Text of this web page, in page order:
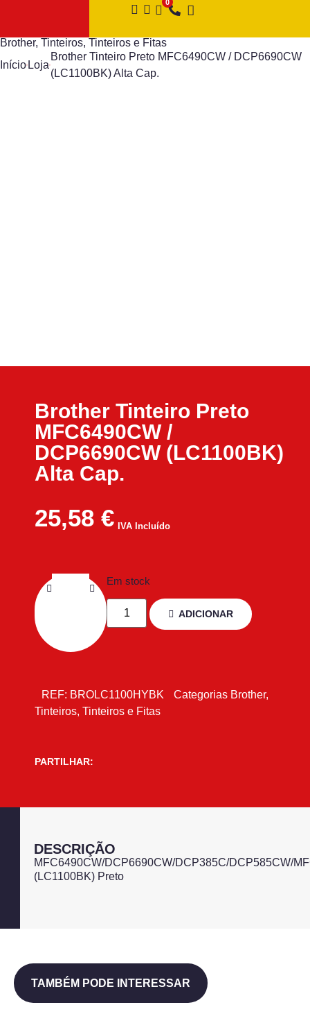
Brother, Tinteiros, Tinteiros e Fitas
Início Loja
Brother Tinteiro Preto MFC6490CW / DCP6690CW
(LC1100BK) Alta Cap.
Brother Tinteiro Preto
MFC6490CW /
DCP6690CW (LC1100BK)
Alta Cap.
25,58 € IVA Incluído
Em stock
ADICIONAR
REF: BROLC1100HYBK Categorias Brother,
Tinteiros, Tinteiros e Fitas
PARTILHAR:
DESCRIÇÃO
MFC6490CW/DCP6690CW/DCP385C/DCP585CW/
(LC1100BK) Preto
TAMBÉM PODE INTERESSAR